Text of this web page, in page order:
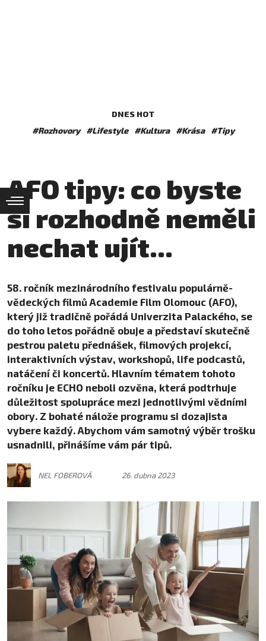
DNES HOT
#Rozhovory
#Lifestyle #Kultura #Krása #Tipy
AFO tipy: co byste
si rozhodně neměli
nechat ujít...
58. ročník mezinárodního festivalu populárně-
vědeckých filmů Academie Film Olomouc (AFO),
který již tradičně pořádá Univerzita Palackého, se
do toho letos pořádně obuje a představí skutečně
pestrou paletu přednášek, filmových projekcí,
interaktivních výstav, workshopů, life podcastů,
natáčení či koncertů. Hlavním tématem tohoto
ročníku je ECHO neboli ozvěna, která podtrhuje
důležitost spolupráce mezi jednotlivými vědními
obory. Z bohaté nálože programu si dozajista
vybere každý. Abychom vám samotný výběr trošku
usnadnili, přinášíme vám pár tipů.
NEL FOBEROVÁ 26. dubna 2023